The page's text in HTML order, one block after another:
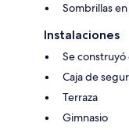
Sombrillas
Instalaciones
Se construyó
Caja de
Terraza
Gimnasio